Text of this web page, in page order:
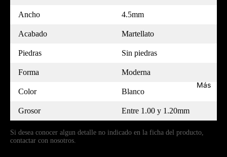
Más
Ancho 4.5mm
Acabado Martellato
Piedras Sin piedras
Forma Moderna
Color Blanco
Grosor Entre 1.00 y 1.20mm
Si desea conocer algun detalle no indicado en la ficha del producto,
contactar con nosotros.